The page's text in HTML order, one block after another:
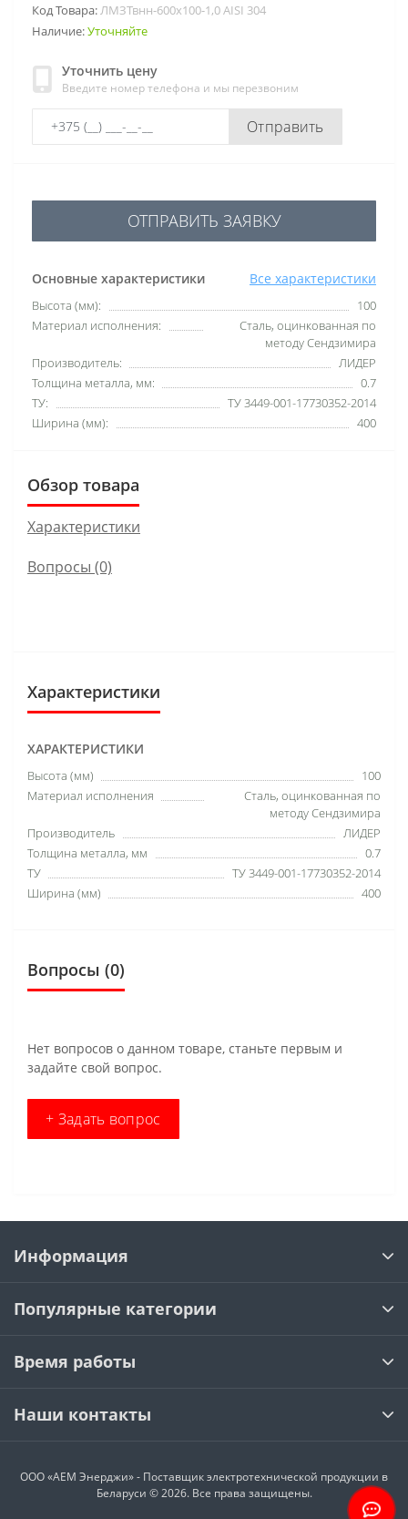
Код Товара:ЛМЗТвнн-600х100-1,0 AISI 304
Наличие:Уточняйте
Уточнить цену
Введите номер телефона и мы перезвоним
Отправить
Основные характеристики Все характеристики
Высота (мм):
100
Материал исполнения:
Сталь, оцинкованная по
методу Сендзимира
Производитель:
ЛИДЕР
Толщина металла, мм:
0.7
ТУ:
ТУ 3449-001-17730352-2014
Ширина (мм):
400
ОТПРАВИТЬ ЗАЯВКУ
Обзор товара
Характеристики
Вопросы (0)
Характеристики
ХАРАКТЕРИСТИКИ
Высота (мм)
100
Материал исполнения
Сталь, оцинкованная по
методу Сендзимира
Производитель
ЛИДЕР
Толщина металла, мм
0.7
ТУ
ТУ 3449-001-17730352-2014
Ширина (мм)
400
Вопросы (0)
Нет вопросов о данном товаре, станьте первым и
задайте свой вопрос.
+ Задать вопрос
Информация
Популярные категории
Время работы
Наши контакты
ООО «АЕМ Энерджи» - Поставщик электротехнической продукции в
Беларуси © 2026. Все права защищены.